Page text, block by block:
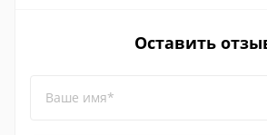
Оставить
Ваше имя*